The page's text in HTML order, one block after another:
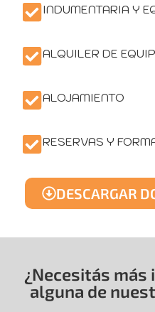
INDUMENTARIA Y
ALQUILER DE
ALOJAMIENTO
RESERVAS Y
DESCARGAR
¿Necesitás
alguna de